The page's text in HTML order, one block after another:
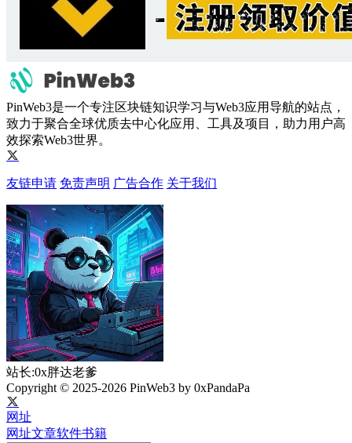
PinWeb3是一个专注区块链知识学习与Web3应用导航的站点，
致力于聚合全球优质去中心化应用、工具及项目，助力用户高
效探索Web3世界。
友链申请 免责声明 广告合作 关于我们
站长:0x胖达老爹
Copyright © 2025-2026 PinWeb3 by 0xPandaPa
网址
网址文章软件书籍